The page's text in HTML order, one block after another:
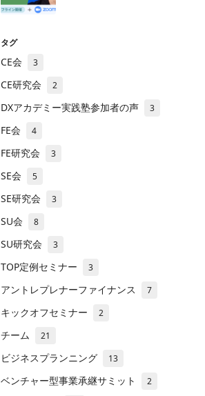
タグ
CE会 3
CE研究会 2
DXアカデミー実践塾参加者の声 3
FE会 4
FE研究会 3
SE会 5
SE研究会 3
SU会 8
SU研究会 3
TOP定例セミナー 3
アントレプレナーファイナンス 7
キックオフセミナー 2
チーム 21
ビジネスプランニング 13
ベンチャー型事業承継サミット 2